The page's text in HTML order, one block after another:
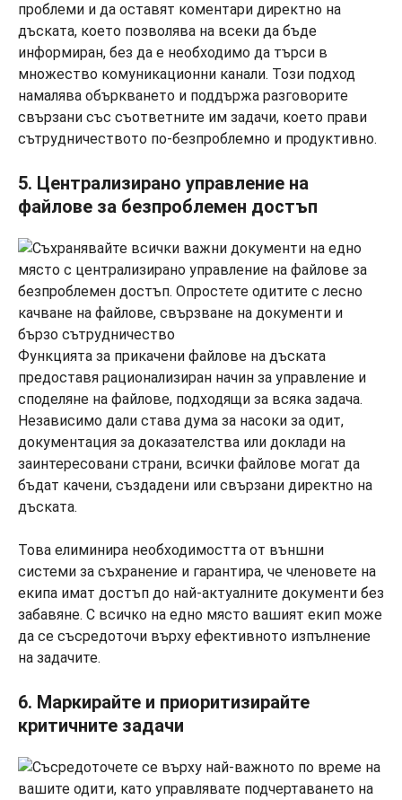
проблеми и да оставят коментари директно на
дъската, което позволява на всеки да бъде
информиран, без да е необходимо да търси в
множество комуникационни канали. Този подход
намалява объркването и поддържа разговорите
свързани със съответните им задачи, което прави
сътрудничеството по-безпроблемно и продуктивно.
5. Централизирано управление на
файлове за безпроблемен достъп
Функцията за прикачени файлове на дъската
предоставя рационализиран начин за управление и
споделяне на файлове, подходящи за всяка задача.
Независимо дали става дума за насоки за одит,
документация за доказателства или доклади на
заинтересовани страни, всички файлове могат да
бъдат качени, създадени или свързани директно на
дъската.
Това елиминира необходимостта от външни
системи за съхранение и гарантира, че членовете на
екипа имат достъп до най-актуалните документи без
забавяне. С всичко на едно място вашият екип може
да се съсредоточи върху ефективното изпълнение
на задачите.
6. Маркирайте и приоритизирайте
критичните задачи